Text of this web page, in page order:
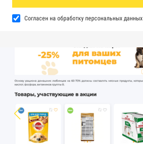
Согласен на обработку персональных данных